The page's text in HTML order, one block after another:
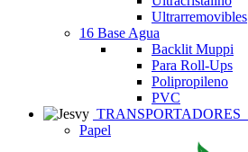
Ultrarremovibles
16 Base Agua
Backlit Muppi
Para Roll-Ups
Polipropileno
PVC
TRANSPORTADORES
Papel